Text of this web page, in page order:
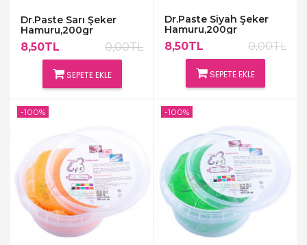
Dr.Paste Sarı Şeker
Hamuru,200gr
8,50TL 0,00TL
SEPETE EKLE
Dr.Paste Siyah Şeker
Hamuru,200gr
8,50TL 0,00TL
SEPETE EKLE
-100% -100%